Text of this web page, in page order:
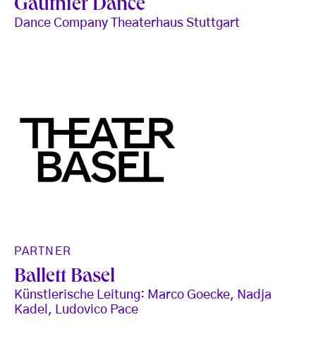
Gauthier Dance
Dance Company Theaterhaus Stuttgart
PARTNER
Ballett Basel
Künstlerische Leitung: Marco Goecke, Nadja
Kadel, Ludovico Pace